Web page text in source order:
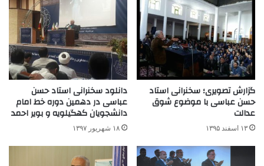
گزارش تصویری؛ سخنرانی استاد
حسن عباسی با موضوع شوق
عدالت
۱۳ اسفند ۱۳۹۵
دانلود سخنرانی استاد حسن
عباسی در دهمین دوره خط امام
دانشجویان کهگیلویه و بویر احمد
۱۸ شهریور ۱۳۹۷